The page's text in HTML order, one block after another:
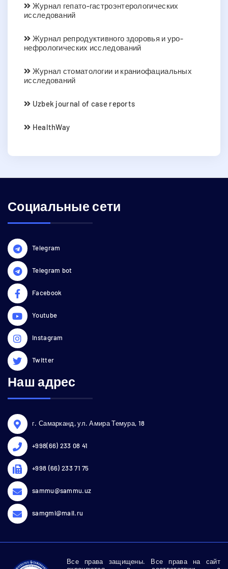
Журнал гепато-гастроэнтерологических
исследований
Журнал репродуктивного здоровья и уро-
нефрологических исследований
Журнал стоматологии и краниофациальных
исследований
Uzbek journal of case reports
HealthWay
Социальные сети
Telegram
Telegram bot
Facebook
Youtube
Instagram
Twitter
Наш адрес
г. Самарканд, ул. Амира Темура, 18
+998(66) 233 08 41
+998 (66) 233 71 75
sammu@sammu.uz
samgmi@mail.ru
Все права защищены. Все права на сайт